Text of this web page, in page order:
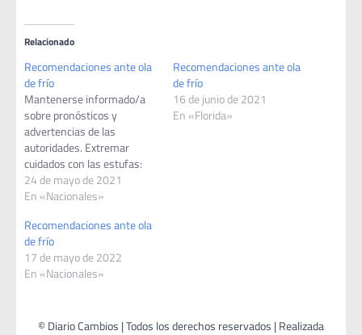
Relacionado
Recomendaciones ante ola
de frío
Mantenerse informado/a
sobre pronósticos y
advertencias de las
autoridades. Extremar
cuidados con las estufas:
Mantenerlas a más de 1,5
m de material combustible
Si se emplean estufas
eléctricas asegurarse del
buen estado de los cables y
enchufes, y que se adapten
adaptadores.…
24 de mayo de 2021
En «Nacionales»
Recomendaciones ante ola
de frío
16 de junio de 2021
En «Florida»
Recomendaciones ante ola
de frío
17 de mayo de 2022
En «Nacionales»